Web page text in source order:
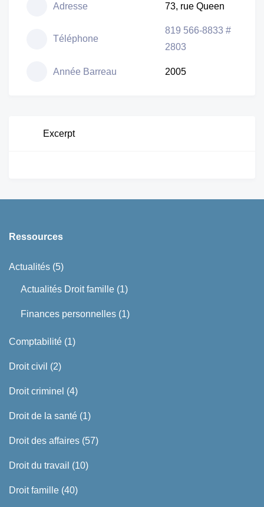
Adresse 73, rue Queen
Téléphone
819 566-8833 #
2803
Année Barreau 2005
Excerpt
Ressources
Actualités (5)
Actualités Droit famille (1)
Finances personnelles (1)
Comptabilité (1)
Droit civil (2)
Droit criminel (4)
Droit de la santé (1)
Droit des affaires (57)
Droit du travail (10)
Droit famille (40)